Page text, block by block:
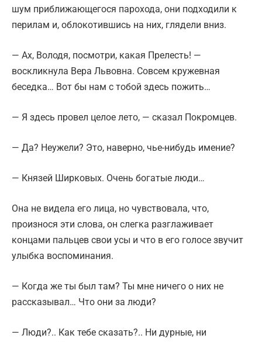
шум приближающегося парохода, они подходили к
перилам и, облокотившись на них, глядели вниз.
— Ах, Володя, посмотри, какая Прелесть! —
воскликнула Вера Львовна. Совсем кружевная
беседка… Вот бы нам с тобой здесь пожить…
— Я здесь провел целое лето, — сказал Покромцев.
— Да? Неужели? Это, наверно, чье-нибудь имение?
— Князей Ширковых. Очень богатые люди…
Она не видела его лица, но чувствовала, что,
произнося эти слова, он слегка разглаживает
концами пальцев свои усы и что в его голосе звучит
улыбка воспоминания.
— Когда же ты был там? Ты мне ничего о них не
рассказывал… Что они за люди?
— Люди?.. Как тебе сказать?.. Ни дурные, ни